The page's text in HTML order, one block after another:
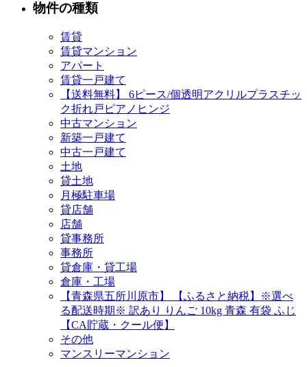
物件の種類
賃貸
賃貸マンション
アパート
賃貸一戸建て
【送料無料】 6ピース/個透明アクリルプラスチッ
ク折れ戸ピアノヒンジ
中古マンション
新築一戸建て
中古一戸建て
土地
貸土地
月極駐車場
貸店舗
店舗
貸事務所
事務所
貸倉庫・貸工場
倉庫・工場
【青森県五所川原市】 【ふるさと納税】※選べ
る配送時期※ 訳あり りんご 10kg 青森 有袋 ふじ
【CA貯蔵・クール便】
その他
マンスリーマンション